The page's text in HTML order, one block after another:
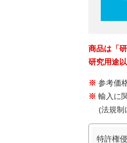
商品は「
研究用途
参考価
輸入に
(法規制
特許権